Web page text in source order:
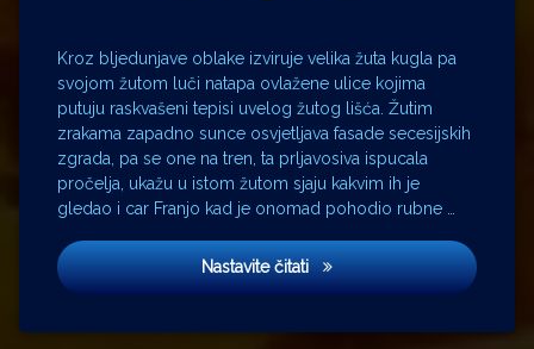
Kroz bljedunjave oblake izviruje velika žuta kugla pa
svojom žutom luči natapa ovlažene ulice kojima
putuju raskvašeni tepisi uvelog žutog lišća. Žutim
zrakama zapadno sunce osvjetljava fasade secesijskih
zgrada, pa se one na tren, ta prljavosiva ispucala
pročelja, ukažu u istom žutom sjaju kakvim ih je
gledao i car Franjo kad je onomad pohodio rubne …
Nastavite čitatiŽuto lišće ljubavi
William
Faulkner
Zvonimir
Črnko